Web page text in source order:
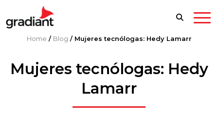
Home / Blog / Mujeres tecnólogas: Hedy Lamarr
Mujeres tecnólogas: Hedy
Lamarr